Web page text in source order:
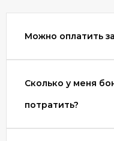
Можно оплатить
Сколько у меня
потратить?